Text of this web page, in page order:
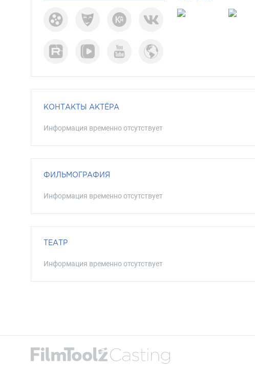
КОНТАКТЫ АКТЁРА
Информация временно отсутствует
ФИЛЬМОГРАФИЯ
Информация временно отсутствует
ТЕАТР
Информация временно отсутствует